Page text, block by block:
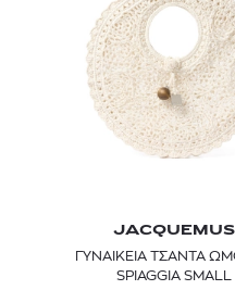
JACQUEMUS
ΓΥΝΑΙΚΕΙΑ ΤΣΑΝΤΑ
SPIAGGIA SMALL